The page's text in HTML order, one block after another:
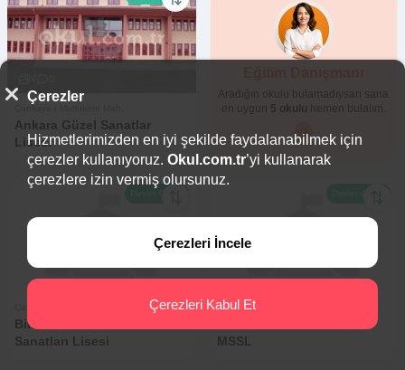
Ankara Güzel Sanatlar
Lisesi
Aradığın okulu bulamadıysan sana
en uygun 5 okulu hemen bulalım.
0 0
Bilkent Ün. Müzik Ve Sahne
Sanatları Lisesi
0 0
Yenimahalle / Emniyet Mah.
MSSL
Çerezler
Hizmetlerimizden en iyi şekilde faydalanabilmek için
çerezler kullanıyoruz. Okul.com.tr’yi kullanarak
çerezlere izin vermiş olursunuz.
Çerezleri İncele
Çerezleri Kabul Et